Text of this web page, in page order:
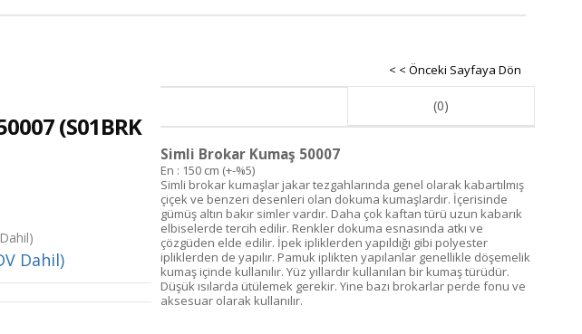
< < Önceki Sayfaya Dön
(S01BRK
Dahil)
(0)
Simli Brokar Kumaş 50007
En : 150 cm (+-%5)
Simli brokar kumaşlar jakar tezgahlarında genel olarak kabartılmış
çiçek ve benzeri desenleri olan dokuma kumaşlardır. İçerisinde
gümüş altın bakır simler vardır. Daha çok kaftan türü uzun kabarık
elbiselerde tercih edilir. Renkler dokuma esnasında atkı ve
çözgüden elde edilir. İpek ipliklerden yapıldığı gibi polyester
ipliklerden de yapılır. Pamuk iplikten yapılanlar genellikle döşemelik
kumaş içinde kullanılır. Yüz yıllardır kullanılan bir kumaş türüdür.
Düşük ısılarda ütülemek gerekir. Yine bazı brokarlar perde fonu ve
aksesuar olarak kullanılır.